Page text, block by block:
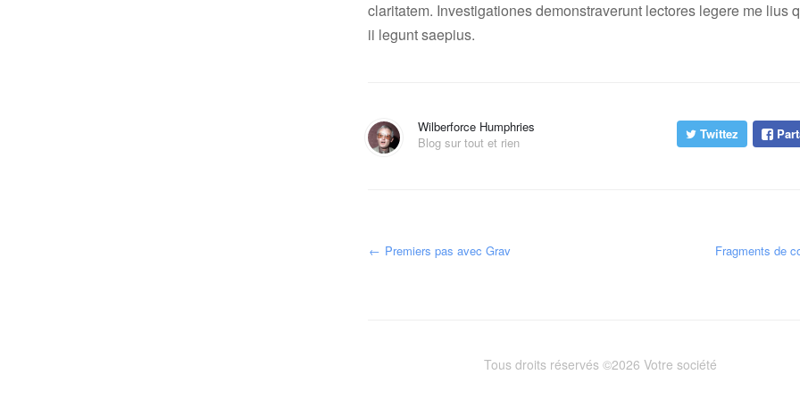
claritatem. Investigationes demonstraverunt lectores legere me lius
ii legunt saepius.
Wilberforce Humphries
Blog sur tout et rien
Twittez
← Premiers pas avec Grav Fragments de
Tous droits réservés ©2026 Votre société